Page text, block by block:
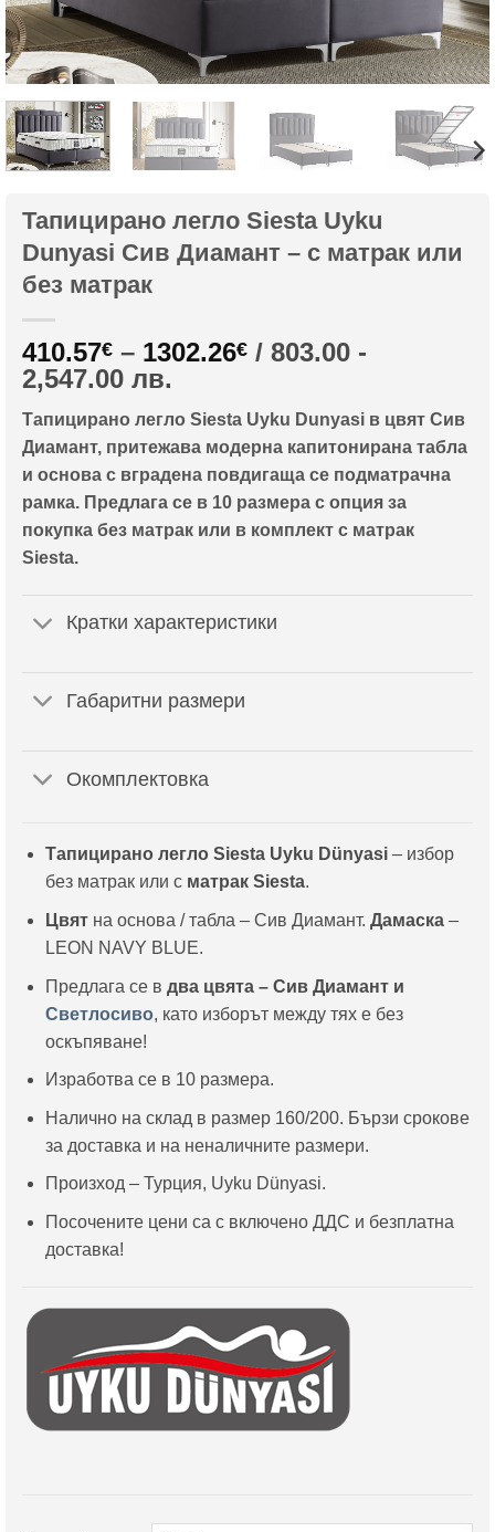
Тапицирано легло Siesta Uyku
Dunyasi Сив Диамант – с матрак или
без матрак
410.57€ – 1302.26€Price
through
1302.26€
/ 803.00 -
2,547.00 лв.
Тапицирано легло Siesta Uyku Dunyasi в цвят Сив
Диамант, притежава модерна капитонирана табла
и основа с вградена повдигаща се подматрачна
рамка. Предлага се в 10 размера с опция за
покупка без матрак или в комплект с матрак
Siesta.
Кратки характеристики
Габаритни размери
Окомплектовка
Тапицирано легло Siesta Uyku Dünyasi– избор
без матрак или с матрак Siesta.
Цвятна основа / табла – Сив Диамант. Дамаска–
LEON NAVY BLUE.
Предлага се в два цвята – Сив Диамант и
Светлосиво, като изборът между тях е без
оскъпяване!
Изработва се в 10 размера.
Налично на склад в размер 160/200. Бързи срокове
за доставка и на неналичните размери.
Произход – Турция, Uyku Dünyasi.
Посочените цени са с включено ДДС и безплатна
доставка!